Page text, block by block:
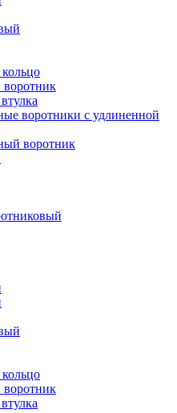
воротник
воротники с удлиненной
воротник
воротник